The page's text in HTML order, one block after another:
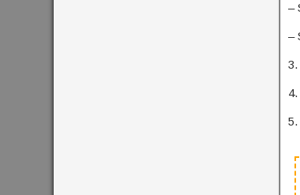
–
–
3.
5.